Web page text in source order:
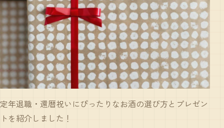
定年退職・還暦祝いにぴったりなお酒の選び方とプレゼン
トを紹介しました！